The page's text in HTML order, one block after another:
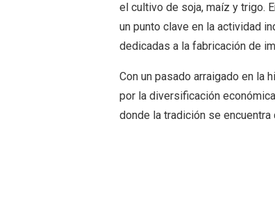
el cultivo de soja, maíz y trigo.
un punto clave en la actividad
dedicadas a la fabricación de
Con un pasado arraigado en la
por la diversificación
donde la tradición se encuentra